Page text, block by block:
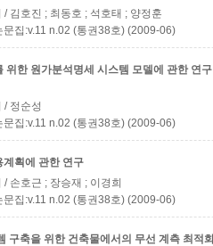
/ 김호진 ; 최동호 ; 석호태 ; 양정훈
집:v.11 n.02 (통권38호) (2009-06)
위한 원가분석명세 시스템 모델에 관한 연
/ 정순성
집:v.11 n.02 (통권38호) (2009-06)
획에 관한 연구
/ 손호근 ; 장승재 ; 이경희
집:v.11 n.02 (통권38호) (2009-06)
구축을 위한 건축물에서의 무선 계측 최적